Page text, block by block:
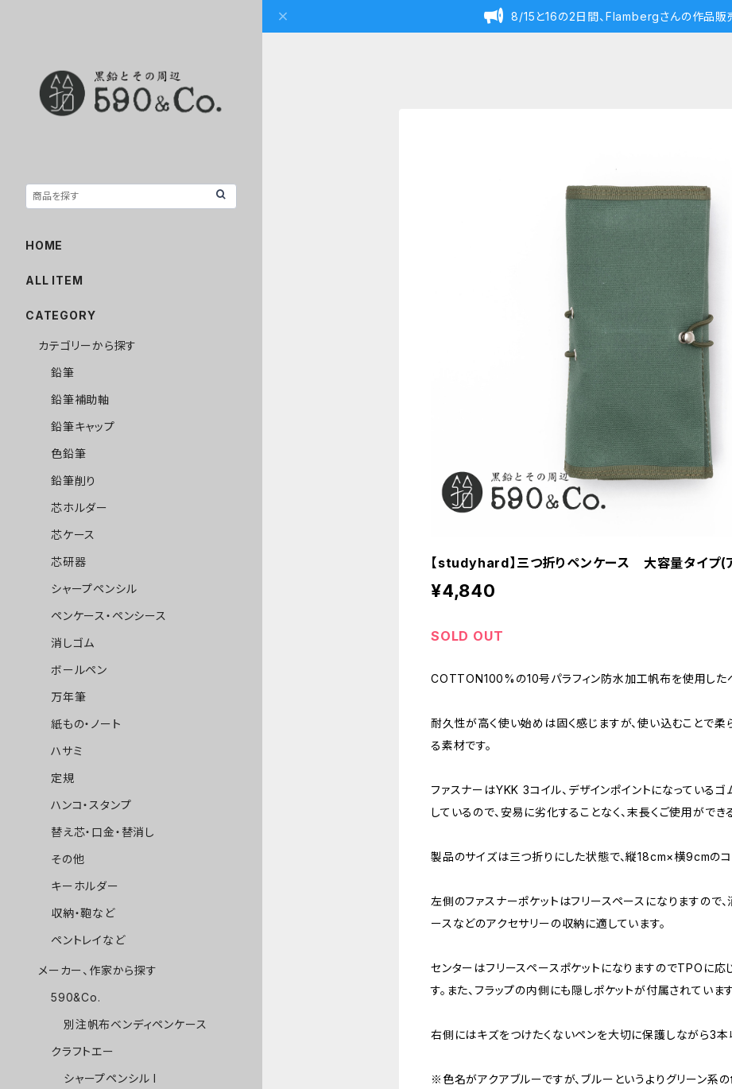
8/15と16の2日間、Flambergさんの作品販
【studyhard】三つ折りペンケース 大容量タイプ(
¥4,840
SOLD OUT
COTTON100%の10号パラフィン防水加工帆布を使用した
耐久性が高く使い始めは固く感じますが、使い込むことで柔
る素材です。
ファスナーはYKK 3コイル、デザインポイントになっている
しているので、安易に劣化することなく、末長くご使用ができ
製品のサイズは三つ折りにした状態で、縦18cm×横9cmのコ
左側のファスナーポケットはフリースペースになりますので
ースなどのアクセサリーの収納に適しています。
センターはフリースペースポケットになりますのでTPOに応
す。また、フラップの内側にも隠しポケットが付属されています
右側にはキズをつけたくないペンを大切に保護しながら3本
※色名がアクアブルーですが、ブルーというよりグリーン系の
HOME
ALL ITEM
CATEGORY
カテゴリーから探す
鉛筆
鉛筆補助軸
鉛筆キャップ
色鉛筆
鉛筆削り
芯ホルダー
芯ケース
芯研器
シャープペンシル
ペンケース・ペンシース
消しゴム
ボールペン
万年筆
紙もの・ノート
ハサミ
定規
ハンコ・スタンプ
替え芯・口金・替消し
その他
キーホルダー
収納・鞄など
ペントレイなど
メーカー、作家から探す
590&Co.
別注帆布ベンディペンケース
クラフトエー
シャープペンシル I